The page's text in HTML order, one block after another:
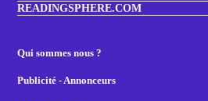
READINGSPHERE.COM
Qui sommes nous ?
Publicité - Annonceurs